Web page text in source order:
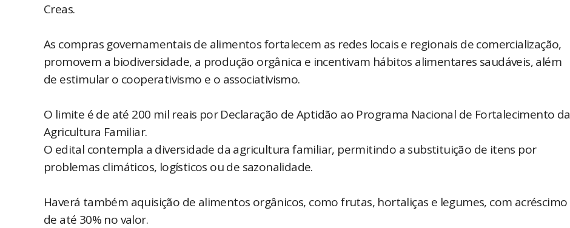
Creas.
As compras governamentais de alimentos fortalecem as redes locais e regionais de comercialização,
promovem a biodiversidade, a produção orgânica e incentivam hábitos alimentares saudáveis, além
de estimular o cooperativismo e o associativismo.
O limite é de até 200 mil reais por Declaração de Aptidão ao Programa Nacional de Fortalecimento da
Agricultura Familiar.
O edital contempla a diversidade da agricultura familiar, permitindo a substituição de itens por
problemas climáticos, logísticos ou de sazonalidade.
Haverá também aquisição de alimentos orgânicos, como frutas, hortaliças e legumes, com acréscimo
de até 30% no valor.